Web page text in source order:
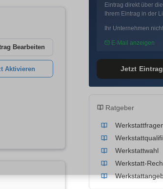
Bearbeiten
Aktivieren
Eintrag direkt über
Ihrem Eintrag in der
Ihr Unternehmen
E-Mail anzeigen
Jetzt
Ratgeber
Werkstattwahl
Werkstatt-